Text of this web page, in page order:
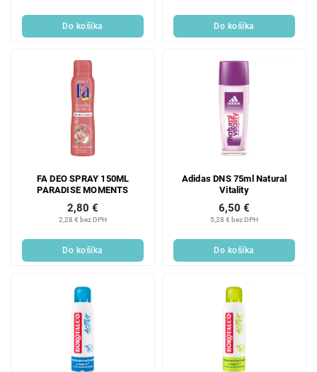
Do košíka Do košíka
FA DEO SPRAY 150ML
PARADISE MOMENTS
2,28 € bez DPH
2,80 €
Do košíka
Adidas DNS 75ml Natural
Vitality
5,28 € bez DPH
6,50 €
Do košíka